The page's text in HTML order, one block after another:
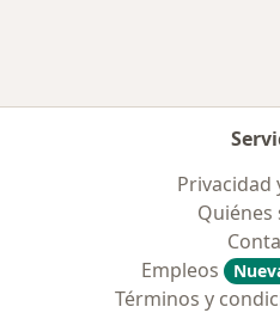
Privacidad
Quiénes
Empleos
Términos y